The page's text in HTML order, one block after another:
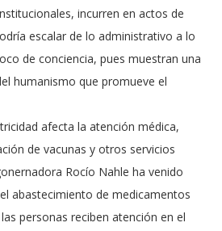
incurren en actos de
escalar de lo administrativo a lo
de conciencia, pues muestran una
humanismo que promueve el
afecta la atención médica,
de vacunas y otros servicios
Rocío Nahle ha venido
abastecimiento de medicamentos
personas reciben atención en el